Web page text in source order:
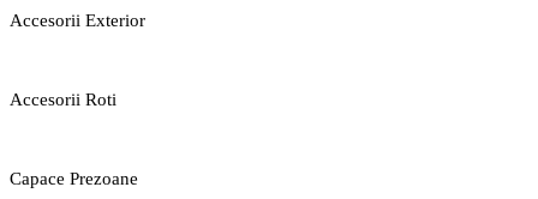
Accesorii Exterior
Accesorii Roti
Capace Prezoane